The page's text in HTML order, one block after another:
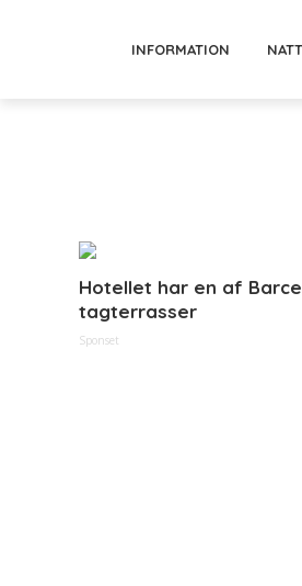
INFORMATION
Hotellet har en af
tagterrasser
Sponset